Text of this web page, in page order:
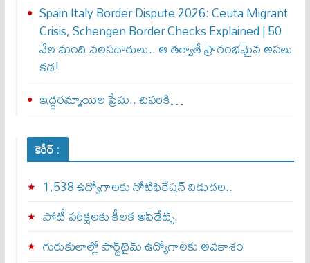
Spain Italy Border Dispute 2026: Ceuta Migrant
Crisis, Schengen Border Checks Explained | 50
వేల మంది వలసదారులు.. ఆ తర్వాతే ప్రారంభ‌మైన అసలు
కథ!
ఇద్దరమ్మాయిల ప్రేమ.. చివరికి…
కెరీర్ :
1,538 ఉద్యోగాలకు నోటిఫికేషన్ విడుదల..
పోటీ పరీక్షలకు కీలక అప్‌డేట్స్.
గురుకులాల్లో పార్ట్‌టైమ్ ఉద్యోగాలకు అవకాశం